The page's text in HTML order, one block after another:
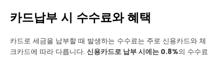
카드납부 시 수수료와 혜택
카드로 세금을 납부할 때 발생하는 수수료는 주로 신용카드와 체
크카드에 따라 다릅니다. 신용카드로 납부 시에는 0.8%의 수수료